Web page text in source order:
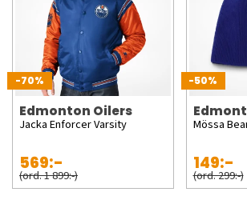
-70%
Edmonton Oilers
Jacka Enforcer Varsity
569:-
(ord. 1 899:-)
-50%
Mössa
149:-
(ord. 299:-)